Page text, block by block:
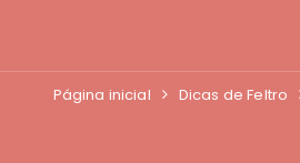
Página inicial Dicas de Feltro